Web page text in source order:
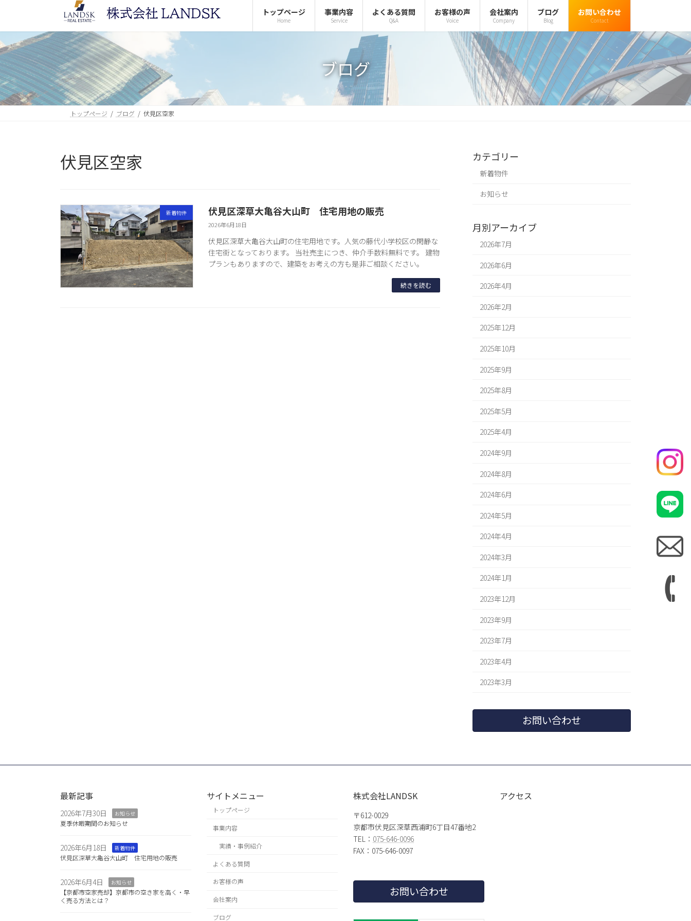
テ
ン
ツ
へ
ス
キ
ッ
ゲ
ー
シ
ョ
ン
に
移
トップページ
Home
事業内容
Service
よくある質問
Q&A
お客様の声
Voice
会社案内
Company
ブログ
Blog
お問い合わせ
Contact
ブログ
トップページ ブログ 伏見区空家
伏見区空家
新着物件 伏見区深草大亀谷大山町 住宅用地の販売
2026年6月18日
伏見区深草大亀谷大山町の住宅用地です。人気の藤代小学校区の閑静な
住宅街となっております。 当社売主につき、仲介手数料無料です。 建物
プランもありますので、建築をお考えの方も是非ご相談ください。
続きを読む
カテゴリー
新着物件
お知らせ
月別アーカイブ
2026年7月
2026年6月
2026年4月
2026年2月
2025年12月
2025年10月
2025年9月
2025年8月
2025年5月
2025年4月
2024年9月
2024年8月
2024年6月
2024年5月
2024年4月
2024年3月
2024年1月
2023年12月
2023年9月
2023年7月
2023年4月
2023年3月
お問い合わせ
最新記事
2026年7月30日 お知らせ
夏季休暇期間のお知らせ
2026年6月18日 新着物件
伏見区深草大亀谷大山町 住宅用地の販売
2026年6月4日 お知らせ
【京都市空家売却】京都市の空き家を高く・早
く売る方法とは？
サイトメニュー
トップページ
事業内容
実績・事例紹介
よくある質問
お客様の声
会社案内
ブログ
株式会社LANDSK
〒612-0029
京都市伏見区深草西浦町6丁目47番地2
TEL： 075-646-0096
FAX：075-646-0097
お問い合わせ
アクセス